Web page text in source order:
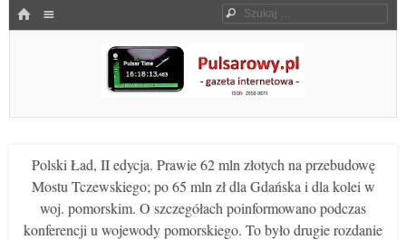
HOME Szukaj
Pulsarowy.pl
Polski Ład, II edycja. Prawie 62 mln złotych na przebudowę
Mostu Tczewskiego; po 65 mln zł dla Gdańska i dla kolei w
woj. pomorskim. O szczegółach poinformowano podczas
konferencji u wojewody pomorskiego. To było drugie rozdanie